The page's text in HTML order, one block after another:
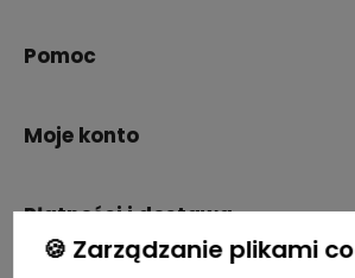
Pomoc
Moje konto
Płatności i dostawa
🍪 Zarządzanie plikami